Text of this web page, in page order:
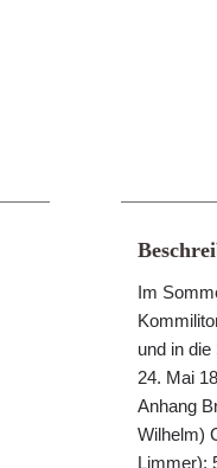
Im
und in
24. Mai
Anhang
Wilhelm)
Limmer):